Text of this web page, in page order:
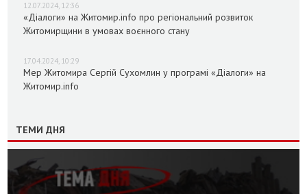
12.07.2024, 12:36
«Діалоги» на Житомир.info про регіональний розвиток
Житомирщини в умовах воєнного стану
17.04.2024, 10:29
Мер Житомира Сергій Сухомлин у програмі «Діалоги» на
Житомир.info
ТЕМИ ДНЯ